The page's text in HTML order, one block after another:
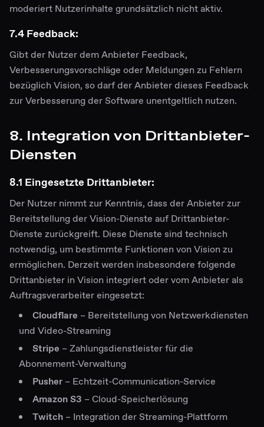
moderiert Nutzerinhalte grundsätzlich nicht aktiv.
7.4 Feedback:
Gibt der Nutzer dem Anbieter Feedback,
Verbesserungsvorschläge oder Meldungen zu Fehlern
bezüglich Vision, so darf der Anbieter dieses Feedback
zur Verbesserung der Software unentgeltlich nutzen.
8. Integration von Drittanbieter-
Diensten
8.1 Eingesetzte Drittanbieter:
Der Nutzer nimmt zur Kenntnis, dass der Anbieter zur
Bereitstellung der Vision-Dienste auf Drittanbieter-
Dienste zurückgreift. Diese Dienste sind technisch
notwendig, um bestimmte Funktionen von Vision zu
ermöglichen. Derzeit werden insbesondere folgende
Drittanbieter in Vision integriert oder vom Anbieter als
Auftragsverarbeiter eingesetzt:
Cloudflare – Bereitstellung von Netzwerkdiensten
und Video-Streaming
Stripe – Zahlungsdienstleister für die
Abonnement-Verwaltung
Pusher – Echtzeit-Communication-Service
Amazon S3 – Cloud-Speicherlösung
Twitch – Integration der Streaming-Plattform